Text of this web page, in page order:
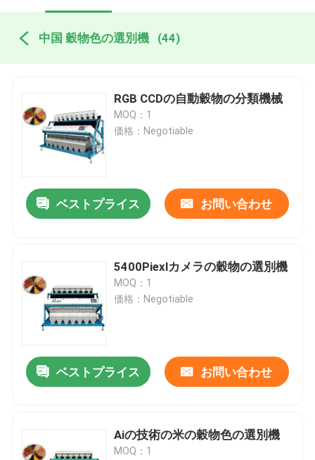
中国 穀物色の選別機 (44)
RGB CCDの自動穀物の分類機械
MOQ：1
価格：Negotiable
ベストプライス お問い合わせ
5400Piexlカメラの穀物の選別機
MOQ：1
価格：Negotiable
ベストプライス お問い合わせ
Aiの技術の米の穀物色の選別機
MOQ：1